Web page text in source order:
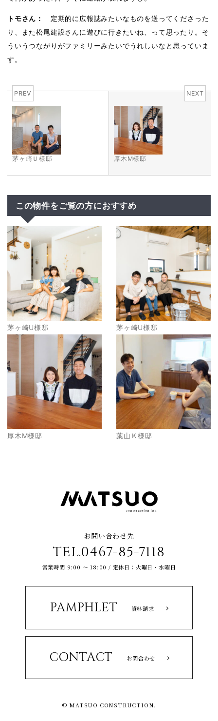
トモさん：
定期的に広報誌みたいなものを送ってくださった
り、また松尾建設さんに遊びに行きたいね、って思ったり。そ
ういうつながりがファミリーみたいでうれしいなと思っていま
す。
PREV
茅ヶ崎Ｕ様邸
NEXT
厚木M様邸
この物件をご覧の方におすすめ
茅ヶ崎U様邸 茅ヶ崎U様邸
厚木M様邸 葉山Ｋ様邸
お問い合わせ先
TEL.0467-85-7118
営業時間 9:00 ～ 18:00 / 定休日：火曜日・水曜日
PAMPHLET 資料請求
CONTACT お問合わせ
© MATSUO CONSTRUCTION.